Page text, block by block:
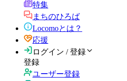
特集
まちのひろば
Locomoとは？
応援
ログイン / 登録
登録
ユーザー登録